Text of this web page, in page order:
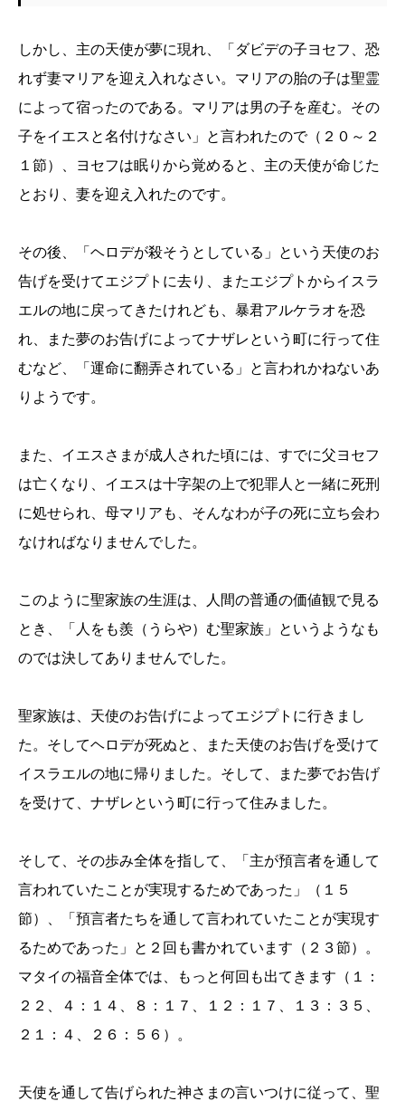
しかし、主の天使が夢に現れ、「ダビデの子ヨセフ、恐
れず妻マリアを迎え入れなさい。マリアの胎の子は聖霊
によって宿ったのである。マリアは男の子を産む。その
子をイエスと名付けなさい」と言われたので（２０～２
１節）、ヨセフは眠りから覚めると、主の天使が命じた
とおり、妻を迎え入れたのです。
その後、「ヘロデが殺そうとしている」という天使のお
告げを受けてエジプトに去り、またエジプトからイスラ
エルの地に戻ってきたけれども、暴君アルケラオを恐
れ、また夢のお告げによってナザレという町に行って住
むなど、「運命に翻弄されている」と言われかねないあ
りようです。
また、イエスさまが成人された頃には、すでに父ヨセフ
は亡くなり、イエスは十字架の上で犯罪人と一緒に死刑
に処せられ、母マリアも、そんなわが子の死に立ち会わ
なければなりませんでした。
このように聖家族の生涯は、人間の普通の価値観で見る
とき、「人をも羨（うらや）む聖家族」というようなも
のでは決してありませんでした。
聖家族は、天使のお告げによってエジプトに行きまし
た。そしてヘロデが死ぬと、また天使のお告げを受けて
イスラエルの地に帰りました。そして、また夢でお告げ
を受けて、ナザレという町に行って住みました。
そして、その歩み全体を指して、「主が預言者を通して
言われていたことが実現するためであった」（１５
節）、「預言者たちを通して言われていたことが実現す
るためであった」と２回も書かれています（２３節）。
マタイの福音全体では、もっと何回も出てきます（１：
２２、４：１４、８：１７、１２：１７、１３：３５、
２１：４、２６：５６）。
天使を通して告げられた神さまの言いつけに従って、聖